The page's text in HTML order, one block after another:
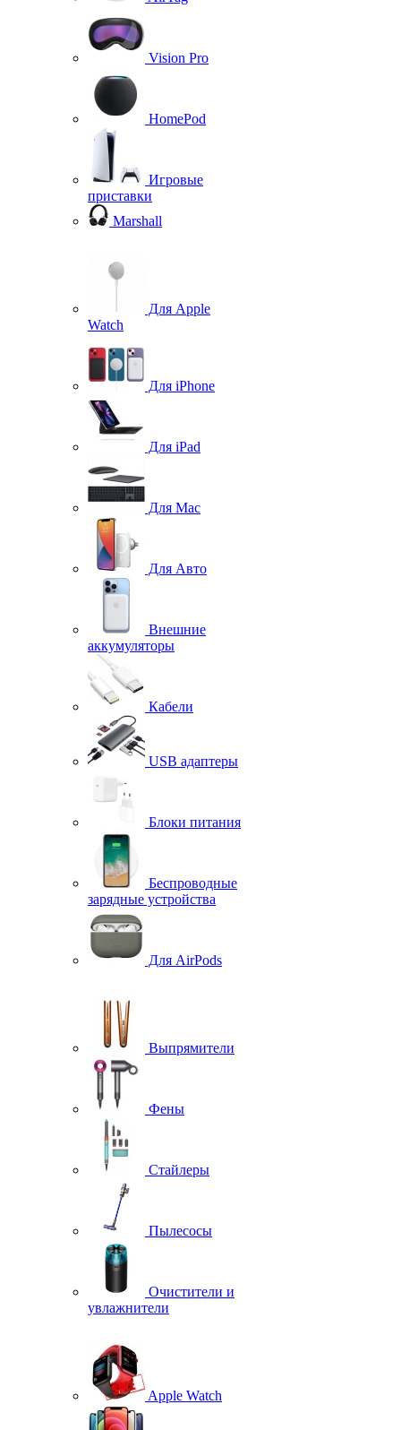
Vision Pro
HomePod
Игровые
приставки
Marshall
Для Apple
Watch
Для iPhone
Для iPad
Для Mac
Для Авто
Внешние
аккумуляторы
Кабели
USB адаптеры
Блоки питания
Беспроводные
зарядные устройства
Для AirPods
Выпрямители
Фены
Стайлеры
Пылесосы
Очистители и
увлажнители
Apple Watch